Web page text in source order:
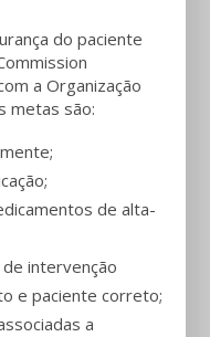
do paciente
a Organização
metas são:
de alta-
intervenção
e paciente correto;
a